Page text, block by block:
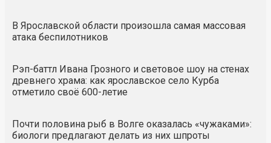
В Ярославской области произошла самая массовая
атака беспилотников
Рэп-баттл Ивана Грозного и световое шоу на стенах
древнего храма: как ярославское село Курба
отметило своё 600-летие
Почти половина рыб в Волге оказалась «чужаками»:
биологи предлагают делать из них шпроты